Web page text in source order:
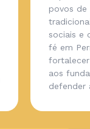
povos de
sociais e
fé em
aos
defender